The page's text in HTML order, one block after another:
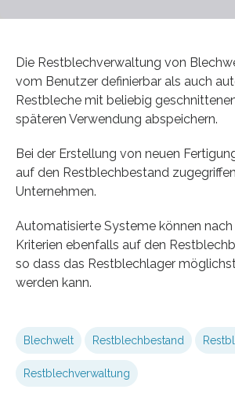
Die Restblechverwaltung von
vom Benutzer definierbar als auch
Restbleche mit beliebig
späteren Verwendung abspeichern.
Bei der Erstellung von neuen
auf den Restblechbestand
Unternehmen.
Automatisierte Systeme können
Kriterien ebenfalls auf den
so dass das Restblechlager
werden kann.
Blechwelt Restblechbestand
Restblechverwaltung